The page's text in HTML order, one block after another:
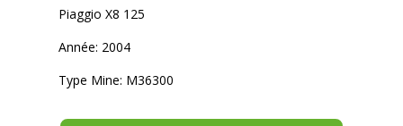
Piaggio X8 125
Année: 2004
Type Mine: M36300